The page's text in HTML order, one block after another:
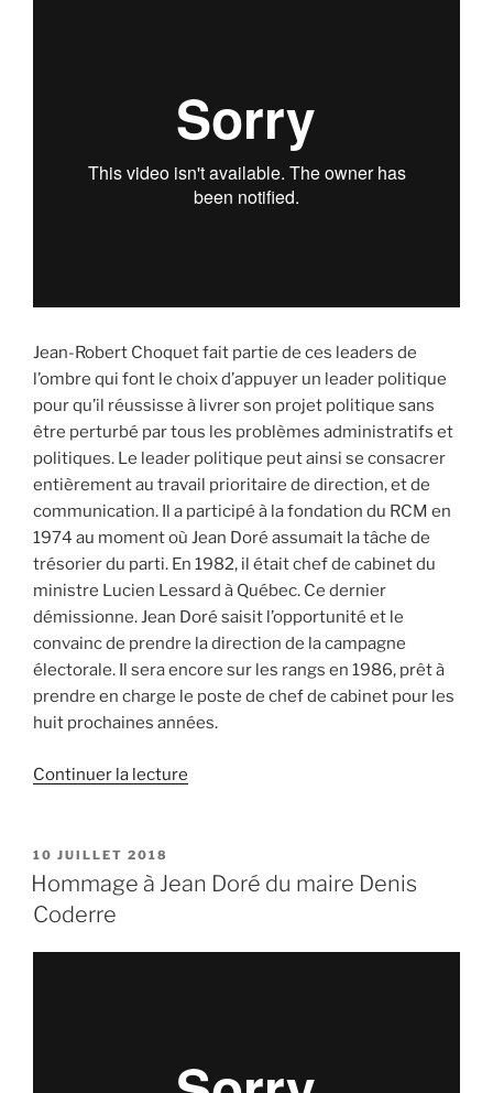
Jean-Robert Choquet fait partie de ces leaders de
l’ombre qui font le choix d’appuyer un leader politique
pour qu’il réussisse à livrer son projet politique sans
être perturbé par tous les problèmes administratifs et
politiques. Le leader politique peut ainsi se consacrer
entièrement au travail prioritaire de direction, et de
communication. Il a participé à la fondation du RCM en
1974 au moment où Jean Doré assumait la tâche de
trésorier du parti. En 1982, il était chef de cabinet du
ministre Lucien Lessard à Québec. Ce dernier
démissionne. Jean Doré saisit l’opportunité et le
convainc de prendre la direction de la campagne
électorale. Il sera encore sur les rangs en 1986, prêt à
prendre en charge le poste de chef de cabinet pour les
huit prochaines années.
Continuer la lecture
Jean
Jean
PUBLIÉ
LE
10 JUILLET 2018
Hommage à Jean Doré du maire Denis
Coderre